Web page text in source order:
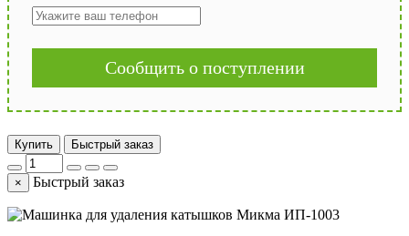
Сообщить о поступлении
Купить Быстрый заказ
× Быстрый заказ